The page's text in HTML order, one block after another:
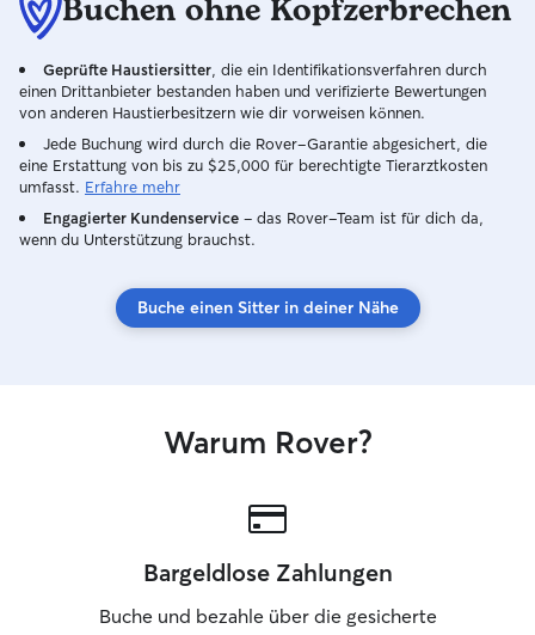
Buchen ohne Kopfzerbrechen
Geprüfte Haustiersitter , die ein Identifikationsverfahren durch
einen Drittanbieter bestanden haben und verifizierte Bewertungen
von anderen Haustierbesitzern wie dir vorweisen können.
Jede Buchung wird durch die Rover-Garantie abgesichert, die
eine Erstattung von bis zu $25,000 für berechtigte Tierarztkosten
umfasst. Erfahre mehr
Engagierter Kundenservice – das Rover-Team ist für dich da,
wenn du Unterstützung brauchst.
Buche einen Sitter in deiner Nähe
Warum Rover?
Bargeldlose Zahlungen
Buche und bezahle über die gesicherte